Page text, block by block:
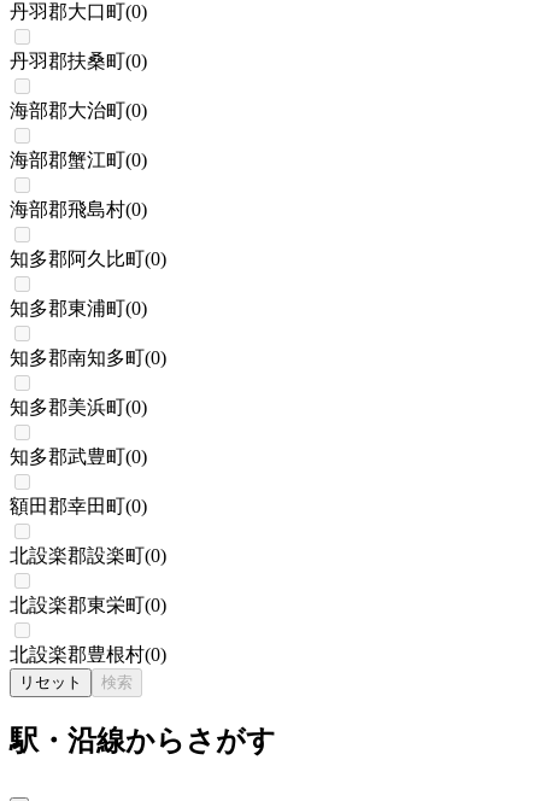
丹羽郡大口町(0)
丹羽郡扶桑町(0)
海部郡大治町(0)
海部郡蟹江町(0)
海部郡飛島村(0)
知多郡阿久比町(0)
知多郡東浦町(0)
知多郡南知多町(0)
知多郡美浜町(0)
知多郡武豊町(0)
額田郡幸田町(0)
北設楽郡設楽町(0)
北設楽郡東栄町(0)
北設楽郡豊根村(0)
リセット 検索
駅・沿線からさがす